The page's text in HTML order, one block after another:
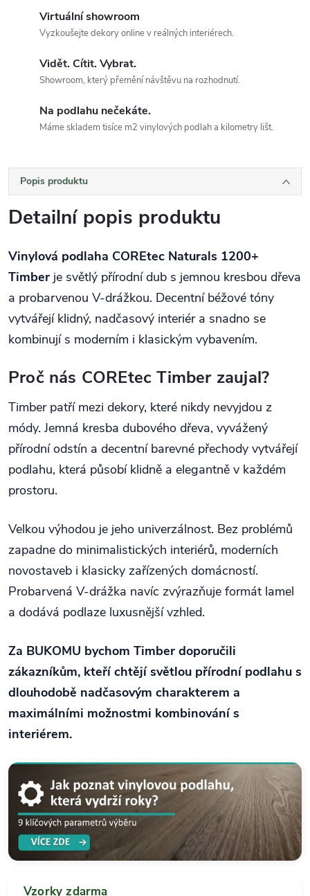
Virtuální showroom
Vyzkoušejte dekory online v reálných interiérech.
Vidět. Cítit. Vybrat.
Showroom, který přemění návštěvu na rozhodnutí.
Na podlahu nečekáte.
Máme skladem tisíce m2 vinylových podlah a kilometry lišt.
Popis produktu
Detailní popis produktu
Vinylová podlaha COREtec Naturals 1200+
Timber je světlý přírodní dub s jemnou kresbou dřeva
a probarvenou V-drážkou. Decentní béžové tóny
vytvářejí klidný, nadčasový interiér a snadno se
kombinují s moderním i klasickým vybavením.
Proč nás COREtec Timber zaujal?
Timber patří mezi dekory, které nikdy nevyjdou z
módy. Jemná kresba dubového dřeva, vyvážený
přírodní odstín a decentní barevné přechody vytvářejí
podlahu, která působí klidně a elegantně v každém
prostoru.
Velkou výhodou je jeho univerzálnost. Bez problémů
zapadne do minimalistických interiérů, moderních
novostaveb i klasicky zařízených domácností.
Probarvená V-drážka navíc zvýrazňuje formát lamel
a dodává podlaze luxusnější vzhled.
Za BUKOMU bychom Timber doporučili
zákazníkům, kteří chtějí světlou přírodní podlahu s
dlouhodobě nadčasovým charakterem a
maximálními možnostmi kombinování s
interiérem.
Vzorky zdarma